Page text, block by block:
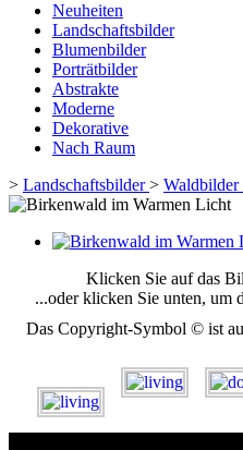
Neuheiten
Landschaftsbilder
Blumenbilder
Porträtbilder
Abstrakte
Moderne
Dekorative
Nach Raum
> Landschaftsbilder> Waldbilder
Klicken Sie auf das
...oder klicken Sie unten, um
Das Copyright-Symbol © ist